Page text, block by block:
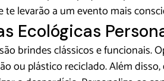
te levarão a um evento mais
Ecológicas
são brindes clássicos e funcionais.
ou plástico reciclado. Além